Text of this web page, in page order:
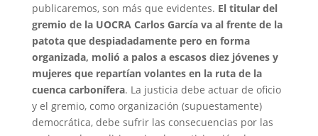
publicaremos, son más que evidentes. El titular del
gremio de la UOCRA Carlos García va al frente de la
patota que despiadadamente pero en forma
organizada, molió a palos a escasos diez jóvenes y
mujeres que repartían volantes en la ruta de la
cuenca carbonífera. La justicia debe actuar de oficio
y el gremio, como organización (supuestamente)
democrática, debe sufrir las consecuencias por las